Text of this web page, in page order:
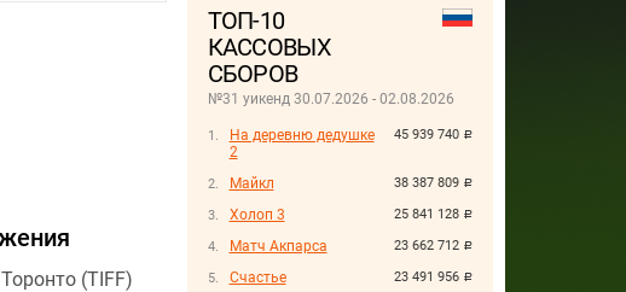
ТОП-10
КАССОВЫХ
СБОРОВ
№31 уикенд 30.07.2026 - 02.08.2026
45 939 740 руб.
На деревню дедушке
2
38 387 809 руб.
Майкл
25 841 128 руб.
Холоп 3
23 662 712 руб.
Матч Акпарса
23 491 956 руб.
Счастье
(TIFF)